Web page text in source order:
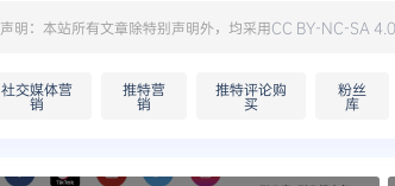
声明：本站所有文章除特别声明外，均采用CC BY-NC-SA 4.0
社交媒体营
销
推特营
销
推特评论购
买
粉丝
库